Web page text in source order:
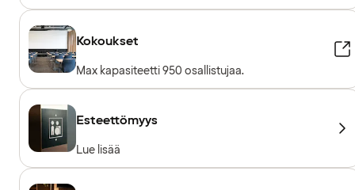
Kokoukset
Max kapasiteetti 950 osallistujaa.
Esteettömyys
Lue lisää